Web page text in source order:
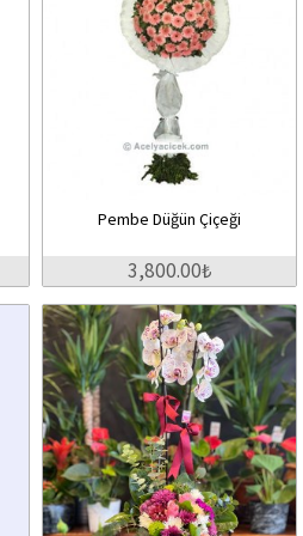
Pembe Düğün Çiçeği
3,800.00₺